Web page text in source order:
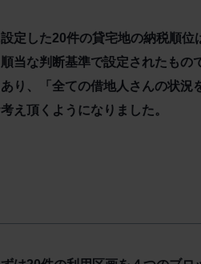
定した20件の貸宅地の納税順
当な判断基準で設定されたも
り、「全ての借地人さんの状況
え頂くようになりました。